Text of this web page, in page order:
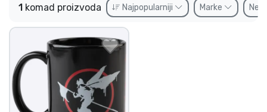
1 komad proizvoda Najpopularniji Marke Ne
Outlet proizvodi
Dostava i plaćanje
TV serija proizvodi